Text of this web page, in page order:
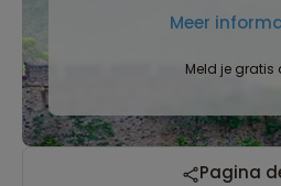
Meer
Meld je gratis
Pagina
Reizen met oog voor